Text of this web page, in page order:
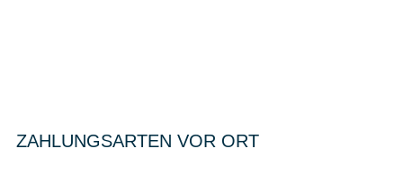
ZAHLUNGSARTEN VOR ORT